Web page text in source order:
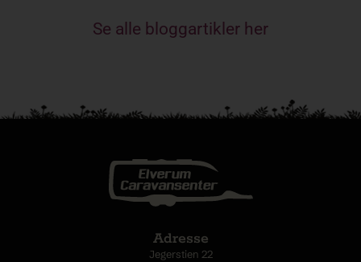
Se alle bloggartikler her
Adresse
Jegerstien 22